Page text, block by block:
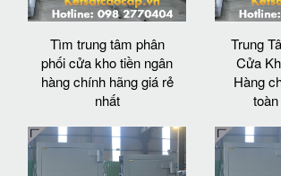
Tìm trung tâm phân
phối cửa kho tiền ngân
hàng chính hãng giá rẻ
nhất
Trung
Cửa
Hàng